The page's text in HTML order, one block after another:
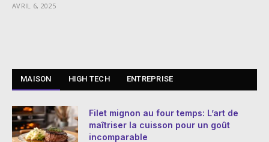
AVRIL 6, 2025
MAISON HIGH TECH ENTREPRISE
Filet mignon au four temps: L’art de
maîtriser la cuisson pour un goût
incomparable